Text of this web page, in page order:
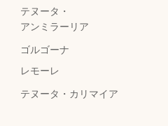
テヌータ・
アンミラーリア
ゴルゴーナ
レモーレ
テヌータ・カリマイア